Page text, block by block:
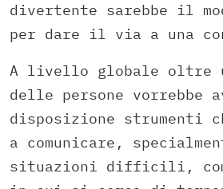
divertente sarebbe il
per dare il via a una
A livello globale oltre
delle persone vorrebbe
disposizione strumenti
a comunicare,
situazioni difficili,